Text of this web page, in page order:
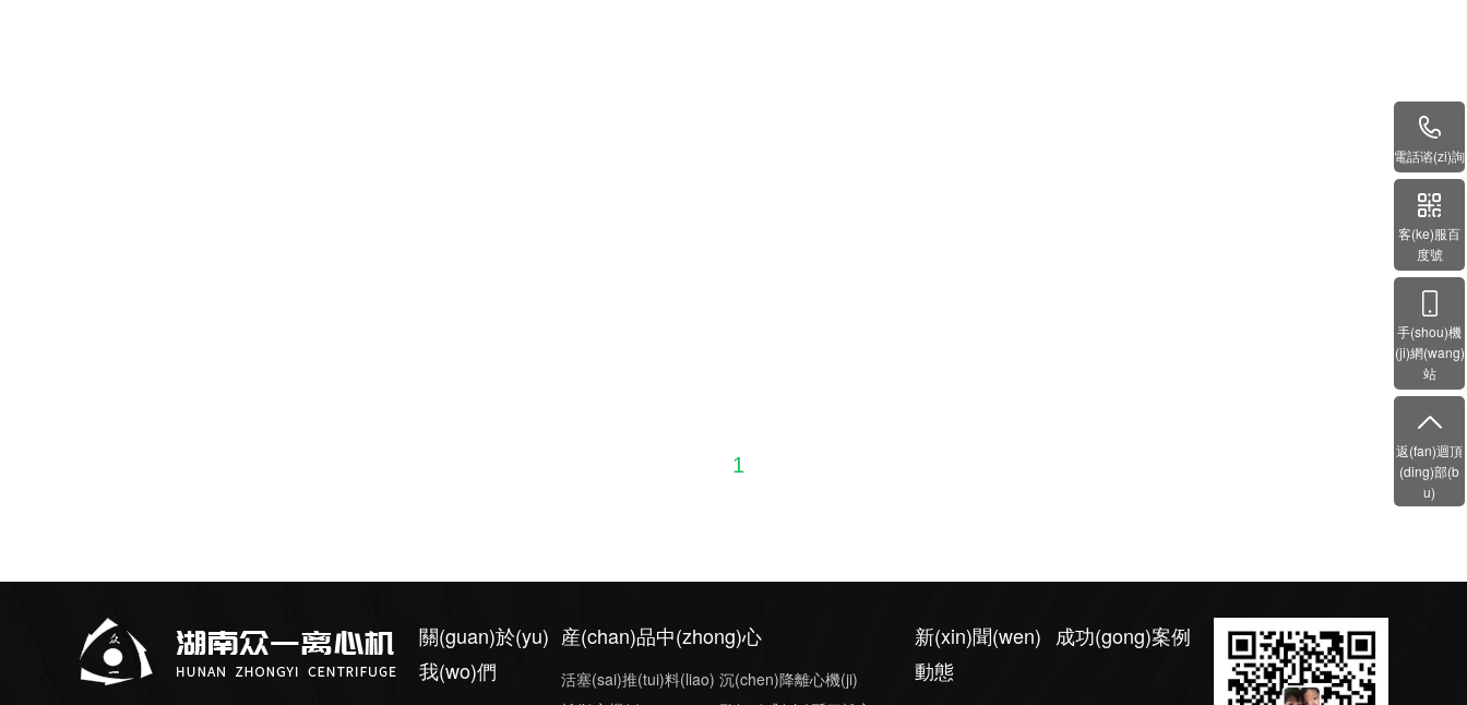
1
關(guan)於(yu)
我(wo)們
産(chan)品中(zhong)心
活塞(sai)推(tui)料(liao) 沉(chen)降離心機(ji)
新(xin)聞(wen)
動態
成功(gong)案例
電話谘(zi)詢
客(ke)服百
度號
手(shou)機
(ji)網(wang)
站
返(fan)迴頂
(ding)部(b
u)